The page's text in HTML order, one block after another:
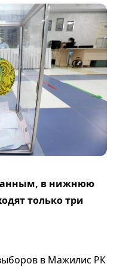
в нижнюю
только три
в Мажилис РК